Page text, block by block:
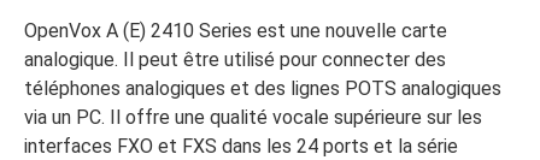
OpenVox A (E) 2410 Series est une nouvelle carte
analogique. Il peut être utilisé pour connecter des
téléphones analogiques et des lignes POTS analogiques
via un PC. Il offre une qualité vocale supérieure sur les
interfaces FXO et FXS dans les 24 ports et la série